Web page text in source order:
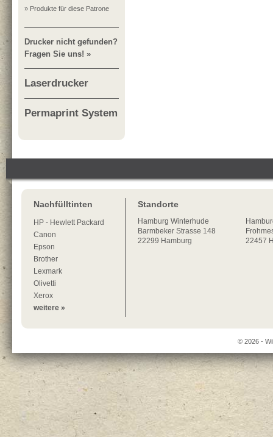
» Produkte für diese Patrone
Drucker nicht gefunden?
Fragen Sie uns! »
Laserdrucker
Permaprint System
Nachfülltinten
HP - Hewlett Packard
Canon
Epson
Brother
Lexmark
Olivetti
Xerox
weitere »
Standorte
Hamburg Winterhude
Barmbeker Strasse 148
22299 Hamburg
22457
© 2026 -